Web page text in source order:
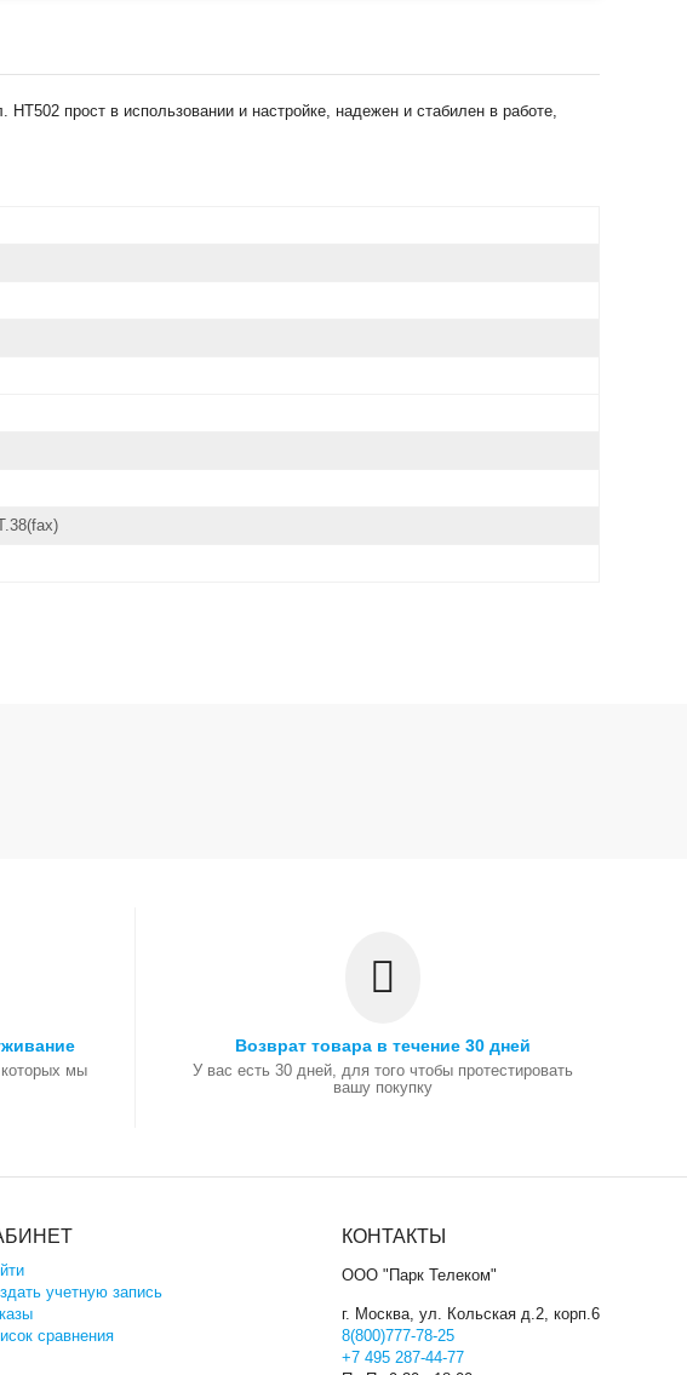
прост в использовании и настройке, надежен и стабилен в работе,
мы
Возврат товара в течение 30 дней
У вас есть 30 дней, для того чтобы протестировать
вашу покупку
учетную запись
сравнения
КОНТАКТЫ
ООО "Парк Телеком"
г. Москва, ул. Кольская д.2, корп.6
8(800)777-78-25
+7 495 287-44-77